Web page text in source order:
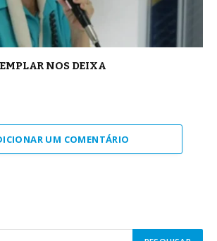
NOS DEIXA
UM COMENTÁRIO